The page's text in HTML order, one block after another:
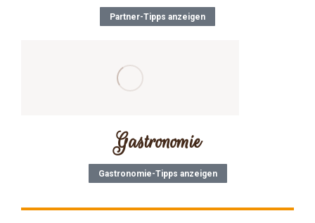
Partner-Tipps anzeigen
Gastronomie
Gastronomie-Tipps anzeigen